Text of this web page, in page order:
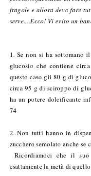
fragole e allora devo fare
serve....Ecco! Vi evito un
1. Se non si ha sottomano
glucosio che contiene
questo caso gli 80 g di
circa 95 g di sciroppo di
ha un potere dolcificante
74
2. Non tutti hanno in
zucchero semolato anche
Ricordiamoci che il
esattamente la metà di